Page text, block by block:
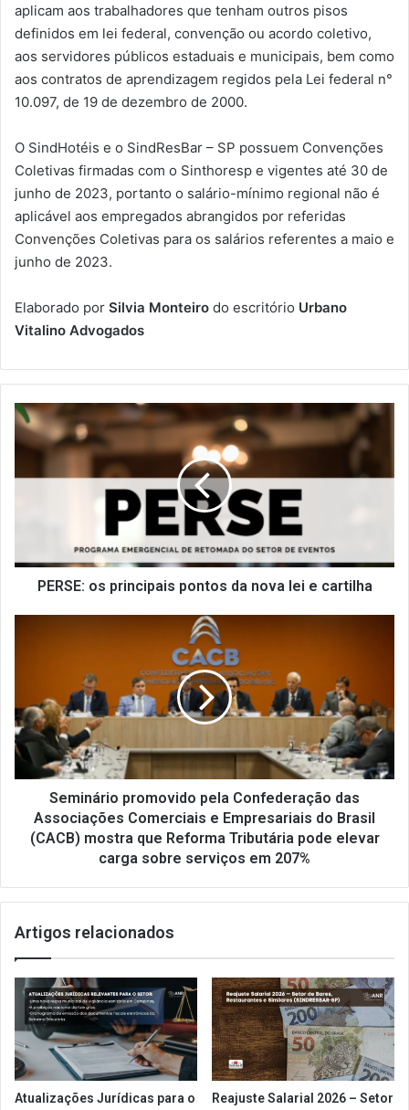
aplicam aos trabalhadores que tenham outros pisos
definidos em lei federal, convenção ou acordo coletivo,
aos servidores públicos estaduais e municipais, bem como
aos contratos de aprendizagem regidos pela Lei federal n°
10.097, de 19 de dezembro de 2000.
O SindHotéis e o SindResBar – SP possuem Convenções
Coletivas firmadas com o Sinthoresp e vigentes até 30 de
junho de 2023, portanto o salário-mínimo regional não é
aplicável aos empregados abrangidos por referidas
Convenções Coletivas para os salários referentes a maio e
junho de 2023.
Elaborado por Silvia Monteiro do escritório Urbano
Vitalino Advogados
PERSE:
os
principais
cartilha
PERSE: os principais pontos da nova lei e cartilha
Confederação
Associações
Comerciais
e
Empresariais
Brasil
(CACB)
Reforma
pode
sobre
serviços
em
207%
Seminário promovido pela Confederação das
Associações Comerciais e Empresariais do Brasil
(CACB) mostra que Reforma Tributária pode elevar
carga sobre serviços em 207%
Artigos relacionados
Atualizações Jurídicas para o
Reajuste Salarial 2026 – Setor